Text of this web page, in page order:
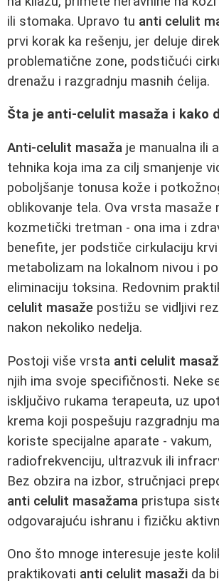
ili stomaka. Upravo tu anti celulit
prvi korak ka rešenju, jer deluje
problematične zone, podstičući
drenažu i razgradnju masnih ćelija.
Šta je anti-celulit masaža i kako
Anti-celulit masaža je manualna ili
tehnika koja ima za cilj smanjenje
poboljšanje tonusa kože i
oblikovanje tela. Ova vrsta masaže
kozmetički tretman - ona ima i
benefite, jer podstiče cirkulaciju
metabolizam na lokalnom nivou i
eliminaciju toksina. Redovnim
celulit masaže postižu se vidljivi
nakon nekoliko nedelja.
Postoji više vrsta anti celulit
njih ima svoje specifičnosti. Neke
isključivo rukama terapeuta, uz
krema koji pospešuju razgradnju
koriste specijalne aparate - vakum,
radiofrekvenciju, ultrazvuk ili
Bez obzira na izbor, stručnjaci
anti celulit masažama pristupa
odgovarajuću ishranu i fizičku
Ono što mnoge interesuje jeste
praktikovati anti celulit masaži da